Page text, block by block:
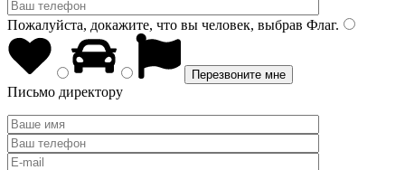
Пожалуйста, докажите, что вы человек, выбрав Флаг.
Письмо директору